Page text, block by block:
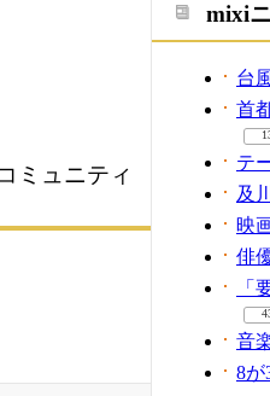
ミュニティ
mixi
台
首
テ
及
映
俳
「
音
8が